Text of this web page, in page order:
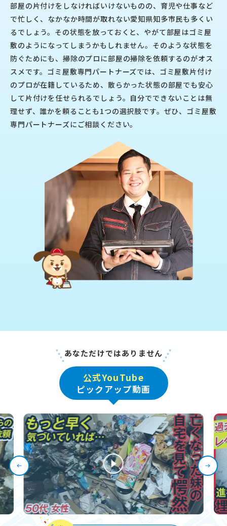
部屋の片付けをしなければいけないものの、育児や仕事など
で忙しく、なかなか時間が取れない愛知県知多市民も多くい
るでしょう。その状態を放っておくと、やがて部屋はゴミ屋
敷のようになってしまうかもしれません。そのような状態を
防ぐためにも、掃除のプロに部屋の掃除を依頼するのがオス
スメです。ゴミ屋敷専門パートナーズでは、ゴミ屋敷片付け
のプロが在籍しているため、散らかった状態の部屋でも安心
して片付けを任せられるでしょう。自分でできないことは無
理せず、誰かを頼ることも1つの選択肢です。ぜひ、ゴミ屋敷
専門パートナーズにご相談ください。
あなただけではありません
公式YouTube
ピックアップ動画